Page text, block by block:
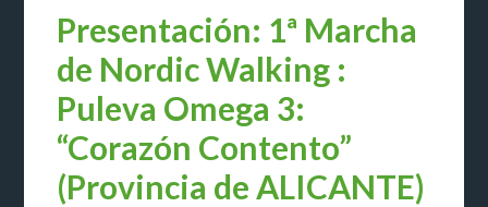
Presentación: 1ª Marcha
de Nordic Walking :
Puleva Omega 3:
“Corazón Contento”
(Provincia de ALICANTE)